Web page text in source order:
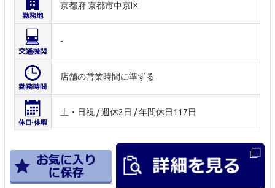
京都府 京都市中京区
-
店舗の営業時間に準ずる
土・日祝 / 週休2日 / 年間休日117日